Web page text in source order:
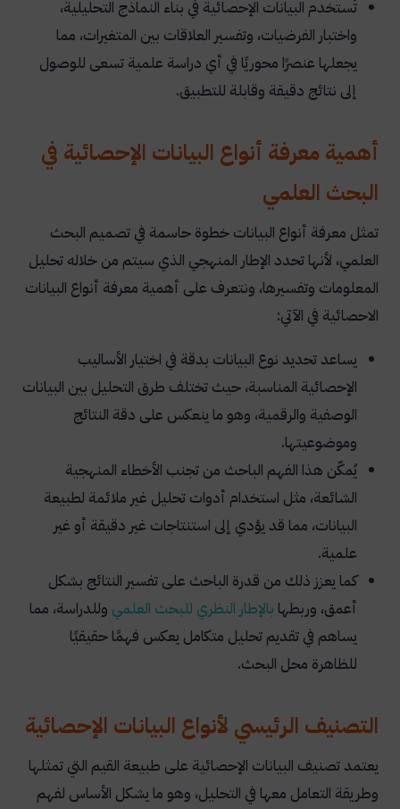
ما الفرق بين بيانات الفترة وبيانات النسبة؟
تُستخدم البيانات الإحصائية في بناء النماذج التحليلية،
واختبار الفرضيات، وتفسير العلاقات بين المتغيرات، مما
يجعلها عنصرًا محوريًا في أي دراسة علمية تسعى للوصول
إلى نتائج دقيقة وقابلة للتطبيق.
أهمية معرفة أنواع البيانات الإحصائية في
البحث العلمي
تمثل معرفة أنواع البيانات خطوة حاسمة في تصميم البحث
العلمي، لأنها تحدد الإطار المنهجي الذي سيتم من خلاله تحليل
المعلومات وتفسيرها، ونتعرف على أهمية معرفة أنواع البيانات
الاحصائية في الآتي:
يساعد تحديد نوع البيانات بدقة في اختيار الأساليب
الإحصائية المناسبة، حيث تختلف طرق التحليل بين البيانات
الوصفية والرقمية، وهو ما ينعكس على دقة النتائج
وموضوعيتها.
يُمكّن هذا الفهم الباحث من تجنب الأخطاء المنهجية
الشائعة، مثل استخدام أدوات تحليل غير ملائمة لطبيعة
البيانات، مما قد يؤدي إلى استنتاجات غير دقيقة أو غير
علمية.
كما يعزز ذلك من قدرة الباحث على تفسير النتائج بشكل
أعمق، وربطها بالإطار النظري للبحث العلمي وللدراسة، مما
يساهم في تقديم تحليل متكامل يعكس فهمًا حقيقيًا
للظاهرة محل البحث.
التصنيف الرئيسي لأنواع البيانات الإحصائية
يعتمد تصنيف البيانات الإحصائية على طبيعة القيم التي تمثلها
وطريقة التعامل معها في التحليل، وهو ما يشكل الأساس لفهم